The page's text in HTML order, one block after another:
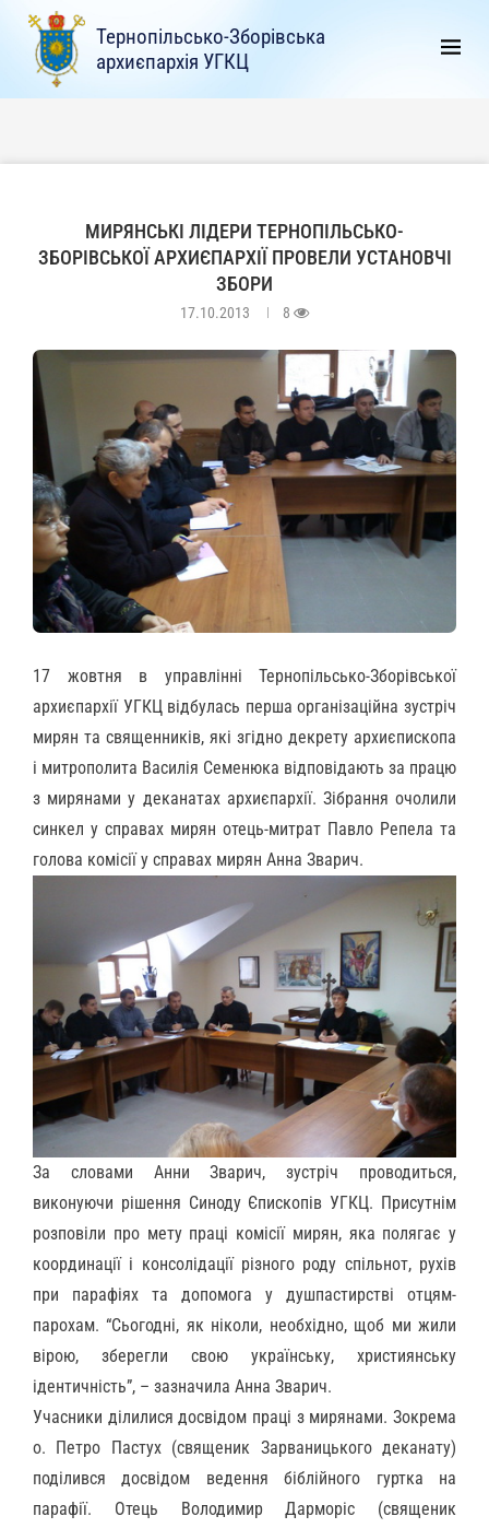
Тернопільсько-Зборівська
архиєпархія УГКЦ
МИРЯНСЬКІ ЛІДЕРИ ТЕРНОПІЛЬСЬКО-
ЗБОРІВСЬКОЇ АРХИЄПАРХІЇ ПРОВЕЛИ УСТАНОВЧІ
ЗБОРИ
17.10.2013 8
17 жовтня в управлінні Тернопільсько-Зборівської
архиєпархії УГКЦ відбулась перша організаційна зустріч
мирян та священників, які згідно декрету архиєпископа
і митрополита Василія Семенюка відповідають за працю
з мирянами у деканатах архиєпархії. Зібрання очолили
синкел у справах мирян отець-митрат Павло Репела та
голова комісії у справах мирян Анна Зварич.
За словами Анни Зварич,зустріч проводиться,
виконуючи рішення Синоду Єпископів УГКЦ. Присутнім
розповіли про метупраці комісії мирян, яка полягає у
координаціїі консолідаціїрізного роду спільнот, рухів
при парафіях та допомога у душпастирстві отцям-
парохам. “Сьогодні, як ніколи, необхідно, щоб ми жили
вірою, зберегли свою українську, християнську
ідентичність”, – зазначила Анна Зварич.
Учасники ділилисядосвідом праці з мирянами.Зокрема
о. Петро Пастух (священик Зарваницькогодеканату)
поділився досвідом веденнябіблійного гуртка на
парафії. Отець Володимир Дарморіс (священик